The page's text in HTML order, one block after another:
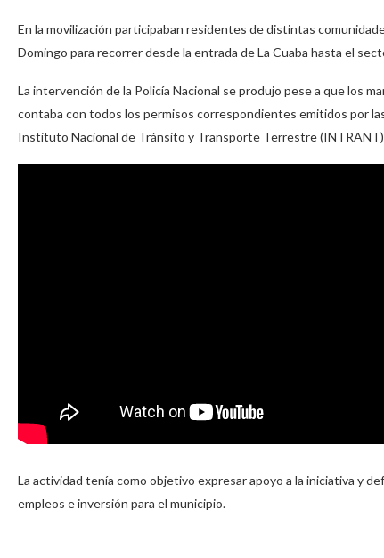
En la movilización participaban residentes de distintas
Domingo para recorrer desde la entrada de La Cuaba hasta el
La intervención de la Policía Nacional se produjo pese a que los
contaba con todos los permisos correspondientes emitidos por
Instituto Nacional de Tránsito y Transporte Terrestre (INTRANT)
La actividad tenía como objetivo expresar apoyo a la iniciativa y
empleos e inversión para el municipio.